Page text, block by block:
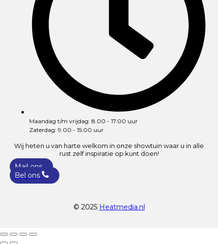
Maandag t/m vrijdag: 8.00 - 17.00 uur
Zaterdag: 9.00 - 15:00 uur
Wij heten u van harte welkom in onze showtuin waar u in alle
rust zelf inspiratie op kunt doen!
Mail ons
Bel ons
© 2025 Heatmedia.nl